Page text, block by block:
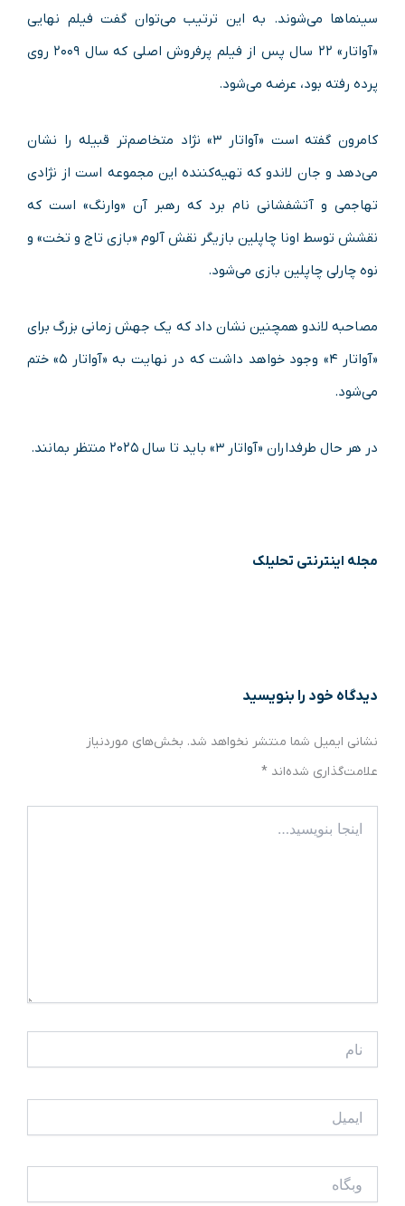
سینماها می‌شوند. به این ترتیب می‌توان گفت فیلم نهایی
«آواتار» ۲۲ سال پس از فیلم پرفروش اصلی که سال ۲۰۰۹ روی
پرده رفته بود، عرضه می‌شود.
کامرون گفته است «آواتار ۳» نژاد متخاصم‌تر قبیله را نشان
می‌دهد و جان لاندو که تهیه‌کننده این مجموعه است از نژادی
تهاجمی و آتشفشانی نام برد که رهبر آن «وارنگ» است که
نقشش توسط اونا چاپلین بازیگر نقش آلوم «بازی تاج و تخت» و
نوه چارلی چاپلین بازی می‌شود.
مصاحبه لاندو همچنین نشان داد که یک جهش زمانی بزرگ برای
«آواتار ۴» وجود خواهد داشت که در نهایت به «آواتار ۵» ختم
می‌شود.
در هر حال طرفداران «آواتار ۳» باید تا سال ۲۰۲۵ منتظر بمانند.
مجله اینترنتی تحلیلک
دیدگاه‌ خود را بنویسید
نشانی ایمیل شما منتشر نخواهد شد. بخش‌های موردنیاز
علامت‌گذاری شده‌اند *
بنویسید…